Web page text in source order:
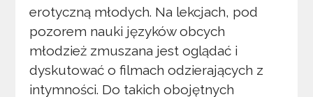
erotyczną młodych. Na lekcjach, pod
pozorem nauki języków obcych
młodzież zmuszana jest oglądać i
dyskutować o filmach odzierających z
intymności. Do takich obojętnych